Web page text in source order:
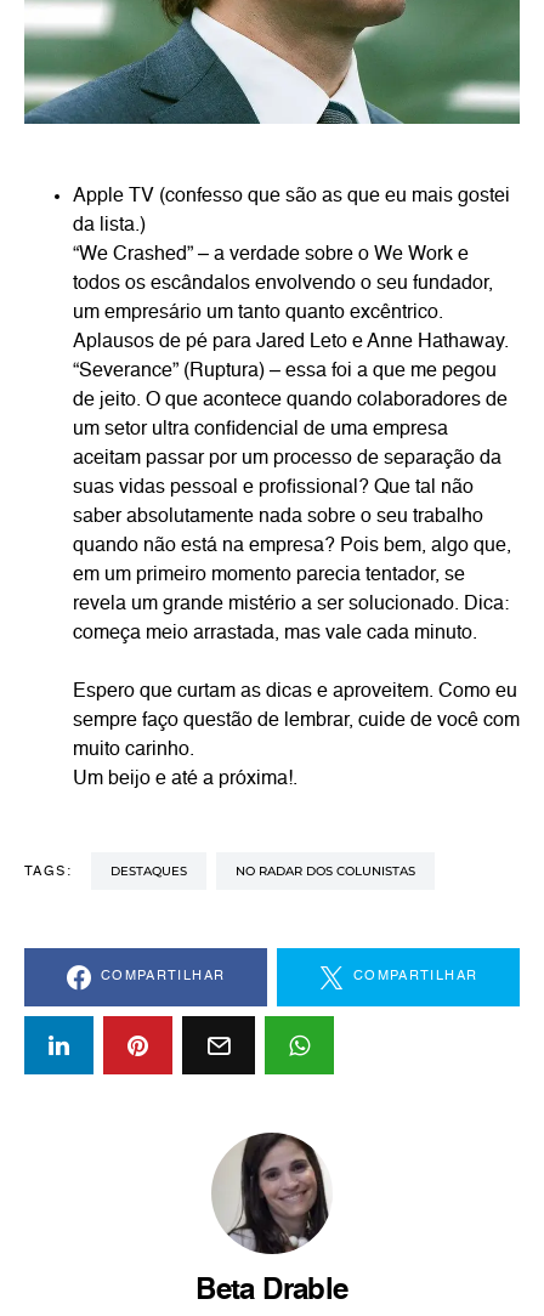
Apple TV (confesso que são as que eu mais gostei
da lista.)
“We Crashed” – a verdade sobre o We Work e
todos os escândalos envolvendo o seu fundador,
um empresário um tanto quanto excêntrico.
Aplausos de pé para Jared Leto e Anne Hathaway.
“Severance” (Ruptura) – essa foi a que me pegou
de jeito. O que acontece quando colaboradores de
um setor ultra confidencial de uma empresa
aceitam passar por um processo de separação da
suas vidas pessoal e profissional? Que tal não
saber absolutamente nada sobre o seu trabalho
quando não está na empresa? Pois bem, algo que,
em um primeiro momento parecia tentador, se
revela um grande mistério a ser solucionado. Dica:
começa meio arrastada, mas vale cada minuto.
Espero que curtam as dicas e aproveitem. Como eu
sempre faço questão de lembrar, cuide de você com
muito carinho.
Um beijo e até a próxima!.
TAGS: DESTAQUES NO RADAR DOS COLUNISTAS
COMPARTILHAR COMPARTILHAR
Beta Drable